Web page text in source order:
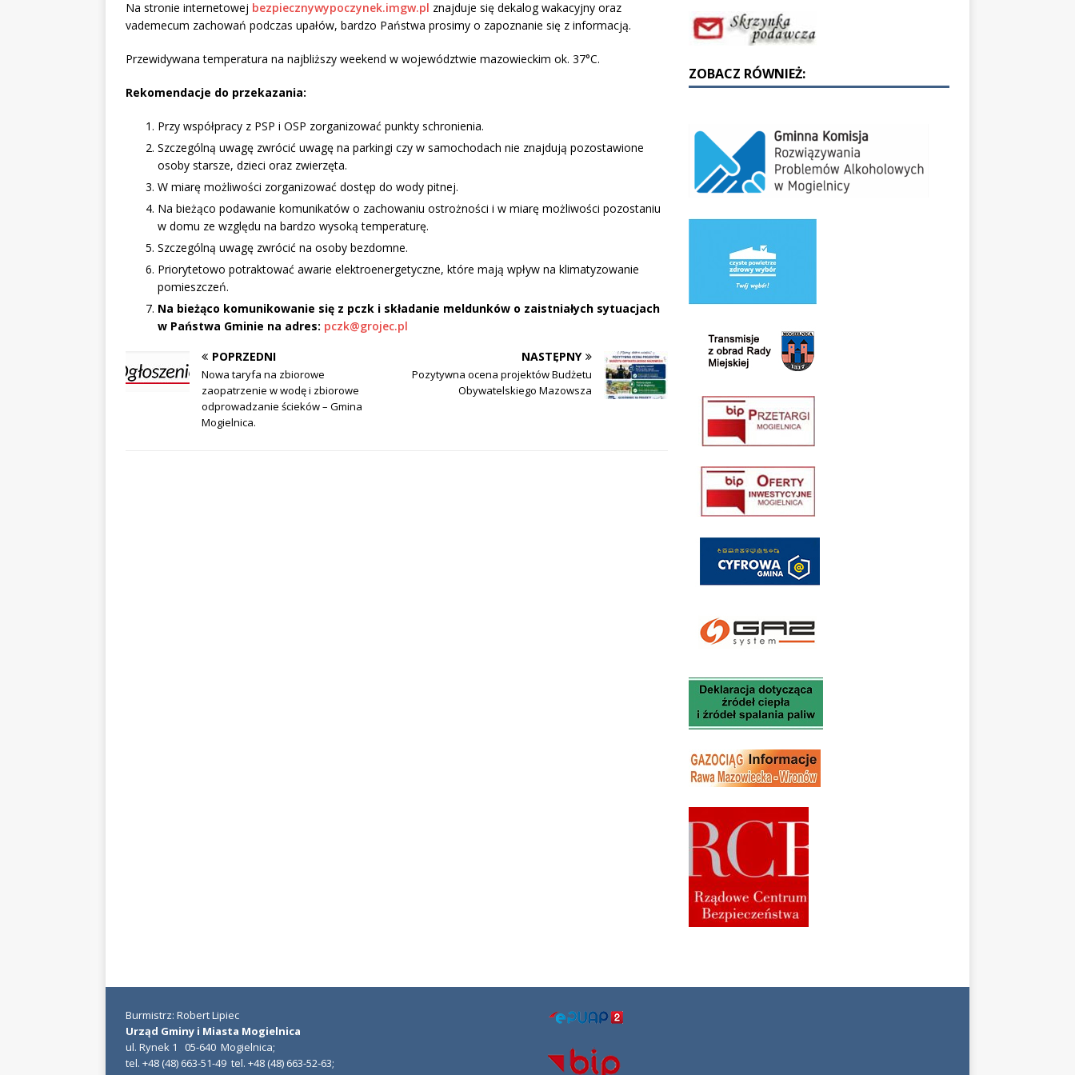
Na stronie internetowej bezpiecznywypoczynek.imgw.pl znajduje się dekalog wakacyjny oraz
vademecum zachowań podczas upałów, bardzo Państwa prosimy o zapoznanie się z informacją.
Przewidywana temperatura na najbliższy weekend w województwie mazowieckim ok. 37°C.
Rekomendacje do przekazania:
Przy współpracy z PSP i OSP zorganizować punkty schronienia.
Szczególną uwagę zwrócić uwagę na parkingi czy w samochodach nie znajdują pozostawione
osoby starsze, dzieci oraz zwierzęta.
W miarę możliwości zorganizować dostęp do wody pitnej.
Na bieżąco podawanie komunikatów o zachowaniu ostrożności i w miarę możliwości pozostaniu
w domu ze względu na bardzo wysoką temperaturę.
Szczególną uwagę zwrócić na osoby bezdomne.
Priorytetowo potraktować awarie elektroenergetyczne, które mają wpływ na klimatyzowanie
pomieszczeń.
Na bieżąco komunikowanie się z pczk i składanie meldunków o zaistniałych sytuacjach
w Państwa Gminie na adres: pczk@grojec.pl
POPRZEDNI
Nowa taryfa na zbiorowe
zaopatrzenie w wodę i zbiorowe
odprowadzanie ścieków – Gmina
Mogielnica.
NASTĘPNY
Pozytywna ocena projektów Budżetu
Obywatelskiego Mazowsza
ZOBACZ RÓWNIEŻ:
Burmistrz: Robert Lipiec
Urząd Gminy i Miasta Mogielnica
ul. Rynek 1 05-640 Mogielnica;
tel. +48 (48) 663-51-49 tel. +48 (48) 663-52-63;